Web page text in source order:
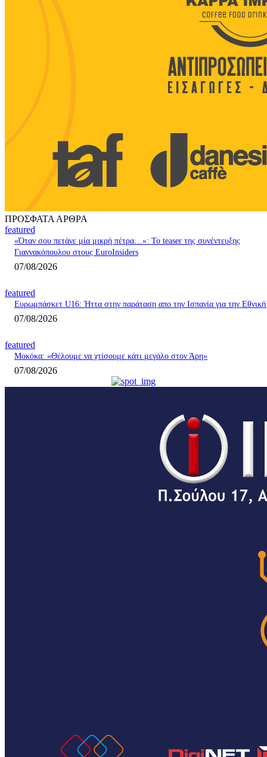
ΠΡΟΣΦΑΤΑ ΑΡΘΡΑ
featured
«Όταν σου πετάνε μία μικρή πέτρα…»: Το teaser της συνέντευξης
Γιαννακόπουλου στους EuroInsiders
07/08/2026
featured
Ευρωμπάσκετ U16: Ήττα στην παράταση απο την Ισπανία για την
07/08/2026
featured
Μοκόκα: «Θέλουμε να χτίσουμε κάτι μεγάλο στον Άρη»
07/08/2026